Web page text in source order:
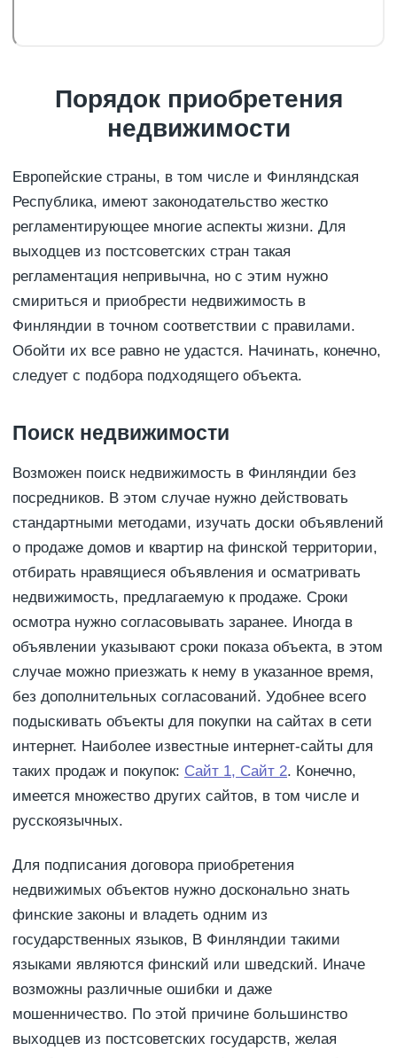
Порядок приобретения
недвижимости
Европейские страны, в том числе и Финляндская
Республика, имеют законодательство жестко
регламентирующее многие аспекты жизни. Для
выходцев из постсоветских стран такая
регламентация непривычна, но с этим нужно
смириться и приобрести недвижимость в
Финляндии в точном соответствии с правилами.
Обойти их все равно не удастся. Начинать, конечно,
следует с подбора подходящего объекта.
Поиск недвижимости
Возможен поиск недвижимость в Финляндии без
посредников. В этом случае нужно действовать
стандартными методами, изучать доски объявлений
о продаже домов и квартир на финской территории,
отбирать нравящиеся объявления и осматривать
недвижимость, предлагаемую к продаже. Сроки
осмотра нужно согласовывать заранее. Иногда в
объявлении указывают сроки показа объекта, в этом
случае можно приезжать к нему в указанное время,
без дополнительных согласований. Удобнее всего
подыскивать объекты для покупки на сайтах в сети
интернет. Наиболее известные интернет-сайты для
таких продаж и покупок: Сайт 1, Сайт 2. Конечно,
имеется множество других сайтов, в том числе и
русскоязычных.
Для подписания договора приобретения
недвижимых объектов нужно досконально знать
финские законы и владеть одним из
государственных языков, В Финляндии такими
языками являются финский или шведский. Иначе
возможны различные ошибки и даже
мошенничество. По этой причине большинство
выходцев из постсоветских государств, желая